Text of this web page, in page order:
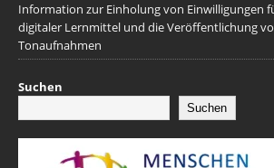
Information zur Einholung von Einwilligungen
digitaler Lernmittel und die Veröffentlichung
Tonaufnahmen
Suchen
Suchen